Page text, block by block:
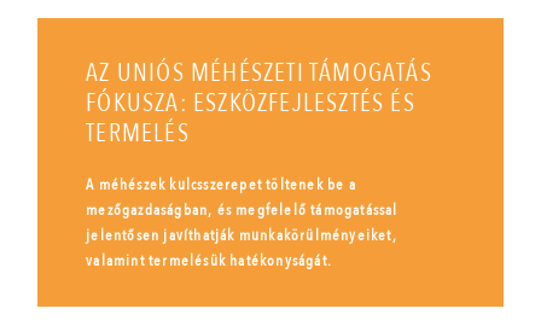
AZ UNIÓS MÉHÉSZETI TÁMOGATÁS
FÓKUSZA: ESZKÖZFEJLESZTÉS ÉS
TERMELÉS
A méhészek kulcsszerepet töltenek be a
mezőgazdaságban, és megfelelő támogatással
jelentősen javíthatják munkakörülményeiket,
valamint termelésük hatékonyságát.